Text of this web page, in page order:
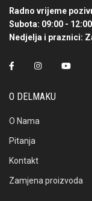
Radno vrijeme
Subota: 09:00 -
Nedjelja i praznici:
O DELMAKU
O Nama
Pitanja
Kontakt
Zamjena proizvoda